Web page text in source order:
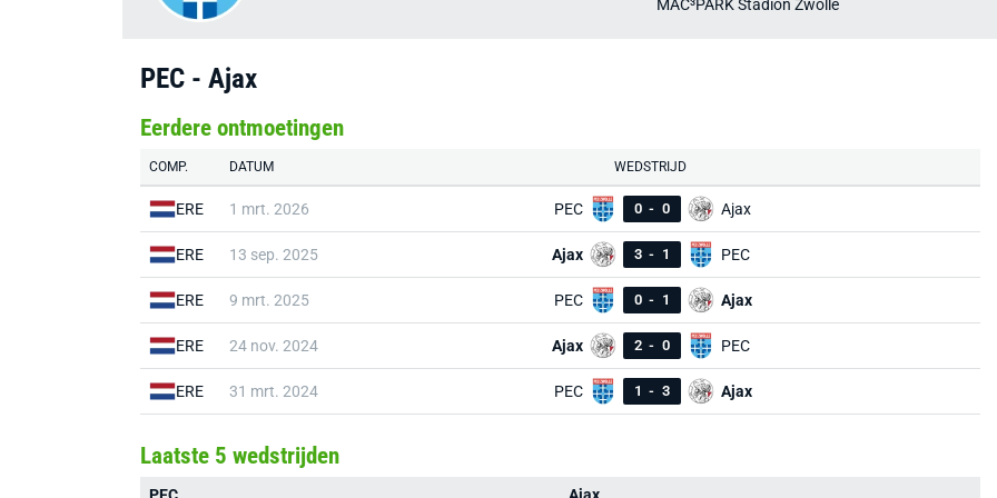
MAC³PARK Stadion Zwolle
PEC - Ajax
Eerdere ontmoetingen
COMP. DATUM WEDSTRIJD
ERE 1 mrt. 2026 PEC 0 - 0 Ajax
ERE 13 sep. 2025 Ajax 3 - 1 PEC
ERE 9 mrt. 2025 PEC 0 - 1 Ajax
ERE 24 nov. 2024 Ajax 2 - 0 PEC
ERE 31 mrt. 2024 PEC 1 - 3 Ajax
Laatste 5 wedstrijden